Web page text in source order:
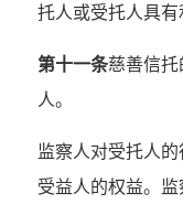
托人或受托人具有
第十一条慈善信托
人。
监察人对受托人
受益人的权益。